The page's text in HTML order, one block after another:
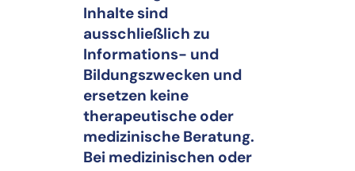
Inhalte sind
ausschließlich zu
Informations- und
Bildungszwecken und
ersetzen keine
therapeutische oder
medizinische Beratung.
Bei medizinischen oder